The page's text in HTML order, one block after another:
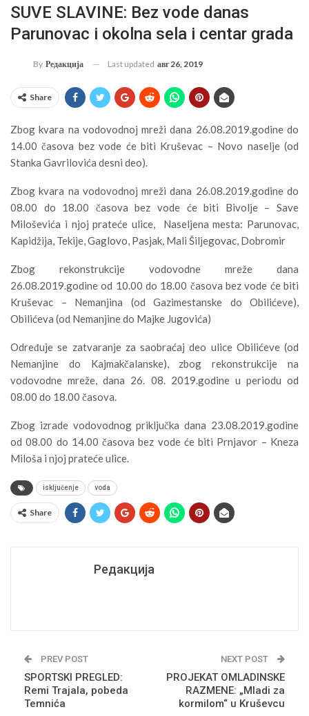
SUVE SLAVINE: Bez vode danas
Parunovac i okolna sela i centar grada
By Редакција Last updated авг 26, 2019
Share
Zbog kvara na vodovodnoj mreži dana 26.08.2019.godine do
14.00 časova bez vode će biti Kruševac – Novo naselje (od
Stanka Gavrilovića desni deo).
Zbog kvara na vodovodnoj mreži dana 26.08.2019.godine do
08.00 do 18.00 časova bez vode će biti Bivolje – Save
Miloševića i njoj prateće ulice, Naseljena mesta: Parunovac,
Kapidžija, Tekije, Gaglovo, Pasjak, Mali Šiljegovac, Dobromir
Zbog rekonstrukcije vodovodne mreže dana
26.08.2019.godine od 10.00 do 18.00 časova bez vode će biti
Kruševac – Nemanjina (od Gazimestanske do Obilićeve),
Obilićeva (od Nemanjine do Majke Jugovića)
Određuje se zatvaranje za saobraćaj deo ulice Obilićeve (od
Nemanjine do Kajmakčalanske), zbog rekonstrukcije na
vodovodne mreže, dana 26. 08. 2019.godine u periodu od
08.00 do 18.00 časova.
Zbog izrade vodovodnog priključka dana 23.08.2019.godine
od 08.00 do 14.00 časova bez vode će biti Prnjavor – Kneza
Miloša i njoj prateće ulice.
isključenje voda
Share
Редакција
PREV POST
SPORTSKI PREGLED:
Remi Trajala, pobeda
Temnića
NEXT POST
PROJEKAT OMLADINSKE
RAZMENE: „Mladi za
kormilom“ u Kruševcu